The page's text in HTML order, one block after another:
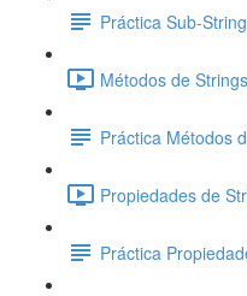
Práctica Sub-
Métodos de
Práctica Métodos
Propiedades de
Práctica